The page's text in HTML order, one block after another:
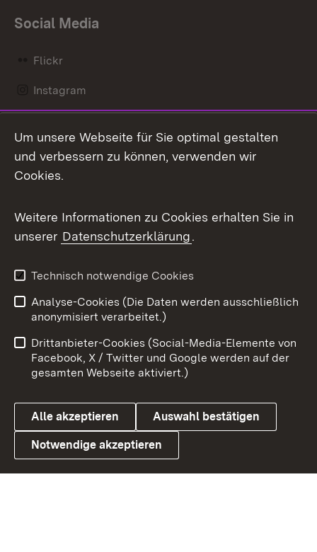
Social Media
Flickr
Instagram
Mastodon
Messenger
Social Wall
X / Twitter
Youtube
Link zum Landesportal
Benutzungshinweise
Barrierefreiheit
Datenschutz
Cookies
Um unsere Webseite für Sie optimal gestalten
und verbessern zu können, verwenden wir
Cookies.
Weitere Informationen zu Cookies erhalten Sie in
unserer Datenschutzerklärung.
Technisch notwendige Cookies
Analyse-Cookies (Die Daten werden ausschließlich
anonymisiert verarbeitet.)
Drittanbieter-Cookies (Social-Media-Elemente von
Facebook, X / Twitter und Google werden auf der
gesamten Webseite aktiviert.)
Alle akzeptieren Auswahl bestätigen
Notwendige akzeptieren